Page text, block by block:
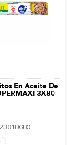
En Aceite De
3X80